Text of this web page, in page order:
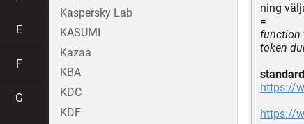
ning
=
function
token
https://
https://
E
F
G
Kaspersky Lab
KASUMI
Kazaa
KBA
KDC
KDF